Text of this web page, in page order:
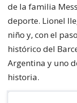
de la familia
deporte. Lionel
niño y, con el
histórico del
Argentina y uno
historia.